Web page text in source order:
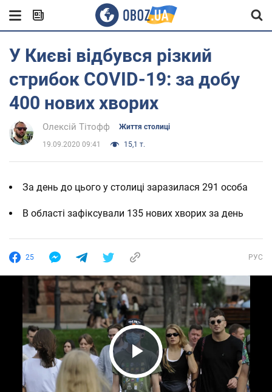
У Києві відбувся різкий
стрибок COVID-19: за добу
400 нових хворих
Олексій Тітофф Життя столиці
19.09.2020 09:41 15,1 т.
За день до цього у столиці заразилася 291 особа
В області зафіксували 135 нових хворих за день
25 РУС
Play Video